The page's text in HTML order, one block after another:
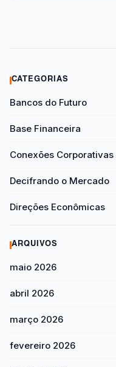
CATEGORIAS
Bancos do Futuro
Base Financeira
Conexões Corporativas
Decifrando o Mercado
Direções Econômicas
ARQUIVOS
maio 2026
abril 2026
março 2026
fevereiro 2026